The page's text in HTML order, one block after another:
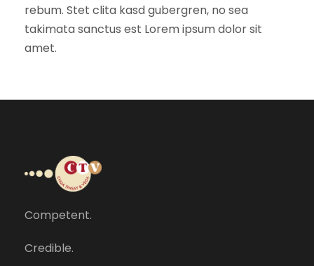
rebum. Stet clita kasd gubergren, no sea
takimata sanctus est Lorem ipsum dolor sit
amet.
Competent.
Credible.